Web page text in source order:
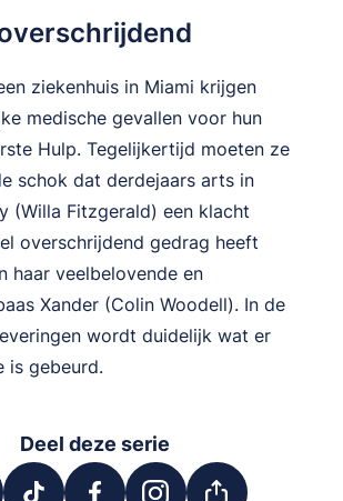
ziekenhuis in Miami krijgen
medische gevallen voor hun
Hulp. Tegelijkertijd moeten ze
schok dat derdejaars arts in
(Willa Fitzgerald) een klacht
overschrijdend gedrag heeft
haar veelbelovende en
Xander (Colin Woodell). In de
wordt duidelijk wat er
is gebeurd.
Deel deze serie